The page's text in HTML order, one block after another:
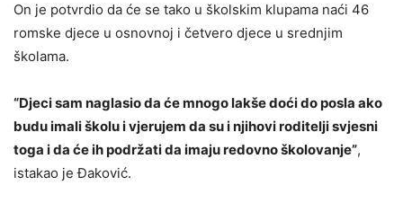
On je potvrdio da će se tako u školskim klupama naći 46
romske djece u osnovnoj i četvero djece u srednjim
školama.
“Djeci sam naglasio da će mnogo lakše doći do posla ako
budu imali školu i vjerujem da su i njihovi roditelji svjesni
toga i da će ih podržati da imaju redovno školovanje”,
istakao je Đaković.